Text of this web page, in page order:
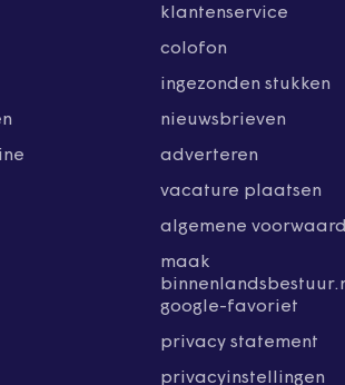
klantenservice
colofon
ingezonden stukken
nieuwsbrieven
adverteren
vacature plaatsen
algemene
maak
google-favoriet
privacy statement
privacyinstellingen